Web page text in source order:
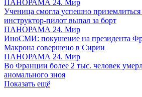
ПАНОРАМА 24. Мир
Ученица смогла успешно приземлиться
инструктор-пилот выпал за борт
ПАНОРАМА 24. Мир
ИноСМИ: покушение на президента
Макрона совершено в Сирии
ПАНОРАМА 24. Мир
Во Франции более 2 тыс. человек
аномального зноя
Показать ещё